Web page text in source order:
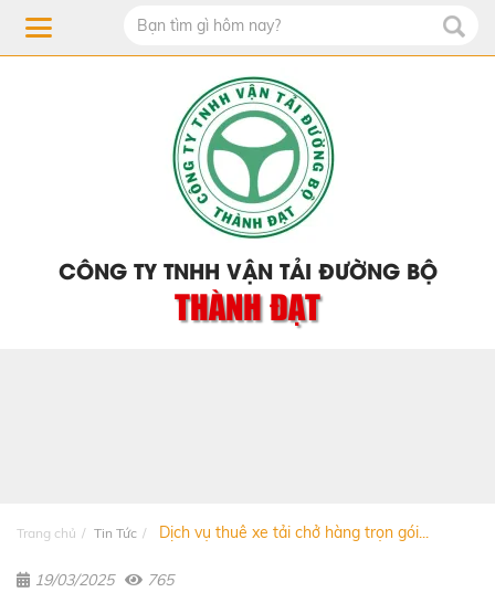
CÔNG TY TNHH VẬN TẢI ĐƯỜNG BỘ
THÀNH ĐẠT
Trang chủ Tin Tức Dịch vụ thuê xe tải chở hàng trọn gói...
19/03/2025 765